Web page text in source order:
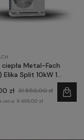
Metal-Fach
Elika Split 10kW 1
zł 31 850,00 zł
cena: 9 499,00 zł